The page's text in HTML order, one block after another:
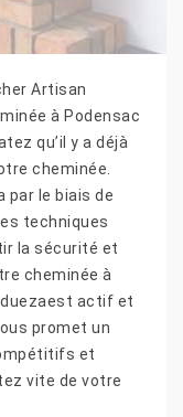
Artisan
à Podensac
qu’il y a déjà
cheminée.
par le biais de
techniques
la sécurité et
cheminée à
actif et
promet un
et
vite de votre